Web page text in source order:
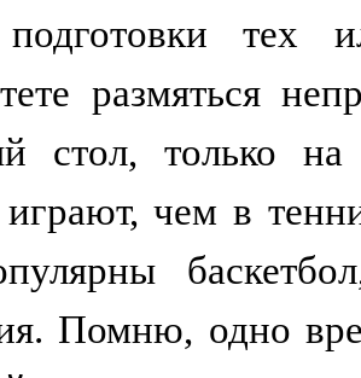
подготовки
размяться
стол, только
чем в
Помню, одно